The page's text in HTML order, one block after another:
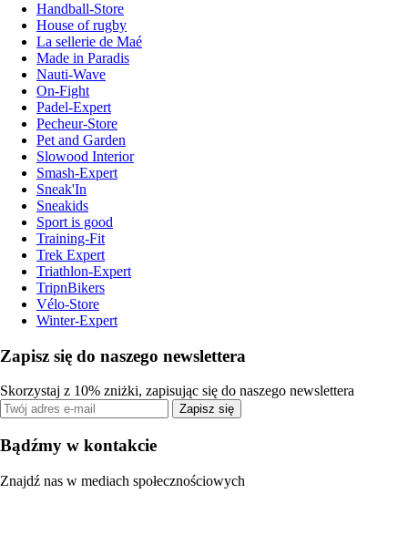
Handball-Store
House of rugby
La sellerie de Maé
Made in Paradis
Nauti-Wave
On-Fight
Padel-Expert
Pecheur-Store
Pet and Garden
Slowood Interior
Smash-Expert
Sneak'In
Sneakids
Sport is good
Training-Fit
Trek Expert
Triathlon-Expert
TripnBikers
Vélo-Store
Winter-Expert
Zapisz się do naszego newslettera
Skorzystaj z 10% zniżki, zapisując się do naszego newslettera
Zapisz się
Bądźmy w kontakcie
Znajdź nas w mediach społecznościowych